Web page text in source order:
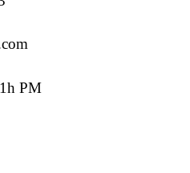
PM